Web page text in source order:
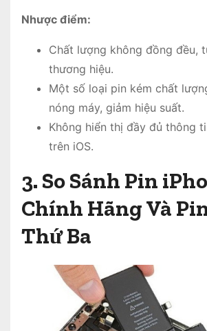
Nhược điểm:
Chất lượng không đồng đều,
thương hiệu.
Một số loại pin kém chất
nóng máy, giảm hiệu suất.
Không hiển thị đầy đủ thông
trên iOS.
3. So Sánh Pin
Chính Hãng Và
Thứ Ba